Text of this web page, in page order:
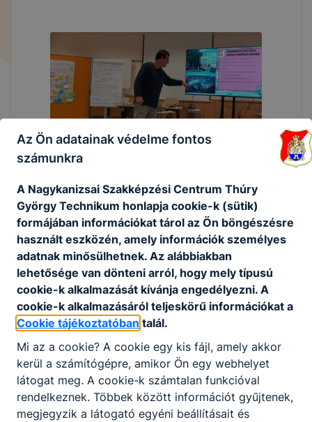
Az Ön adatainak védelme fontos
számunkra
A Nagykanizsai Szakképzési Centrum Thúry
György Technikum honlapja cookie-k (sütik)
formájában információkat tárol az Ön böngészésre
használt eszközén, amely információk személyes
adatnak minősülhetnek. Az alábbiakban
lehetősége van dönteni arról, hogy mely típusú
cookie-k alkalmazását kívánja engedélyezni. A
cookie-k alkalmazásáról teljeskörű információkat a
Cookie tájékoztatóban talál.
Mi az a cookie? A cookie egy kis fájl, amely akkor
kerül a számítógépre, amikor Ön egy webhelyet
látogat meg. A cookie-k számtalan funkcióval
rendelkeznek. Többek között információt gyűjtenek,
megjegyzik a látogató egyéni beállításait és